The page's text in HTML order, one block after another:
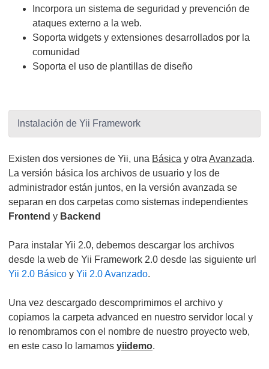
Incorpora un sistema de seguridad y prevención de
ataques externo a la web.
Soporta widgets y extensiones desarrollados por la
comunidad
Soporta el uso de plantillas de diseño
Instalación de Yii Framework
Existen dos versiones de Yii, una Básica y otra Avanzada.
La versión básica los archivos de usuario y los de
administrador están juntos, en la versión avanzada se
separan en dos carpetas como sistemas independientes
Frontend y Backend
Para instalar Yii 2.0, debemos descargar los archivos
desde la web de Yii Framework 2.0 desde las siguiente url
Yii 2.0 Básico y Yii 2.0 Avanzado.
Una vez descargado descomprimimos el archivo y
copiamos la carpeta advanced en nuestro servidor local y
lo renombramos con el nombre de nuestro proyecto web,
en este caso lo lamamos yiidemo.